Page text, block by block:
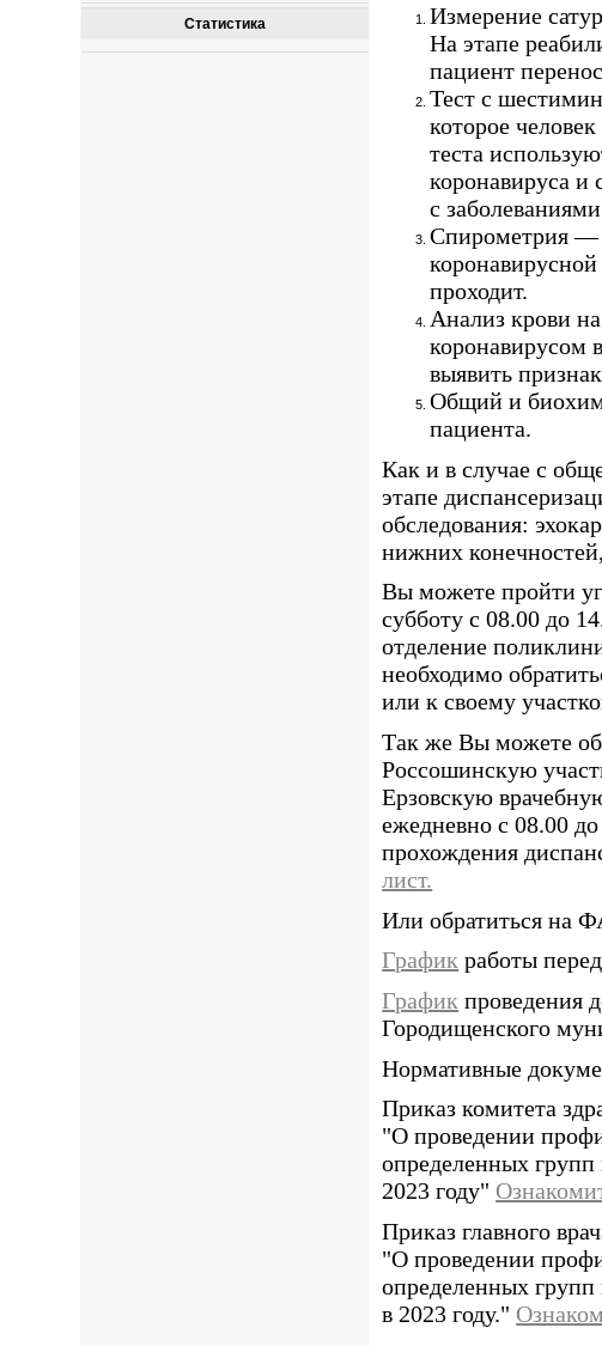
Статистика
Измерение
На этапе
пациент
Тест с
которое
теста
коронавируса и
с
Спирометрия —
проходит.
Анализ крови
коронавирусом
выявить
Общий и
пациента.
Как и в случае с
этапе
обследования:
нижних
Вы можете пройти
субботу с 08.00 до
отделение
необходимо
или к своему
Так же Вы можете
Россошинскую
Ерзовскую
ежедневно с 08.00
прохождения
лист.
Или обратиться на
График работы
График проведения
Городищенского
Нормативные
Приказ комитета
"О проведении
определенных групп
2023 году"
Приказ главного
"О проведении
определенных групп
в 2023 году."